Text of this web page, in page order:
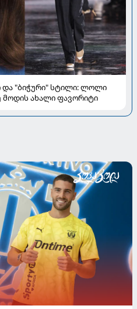
და "ბიჭური" სტილი: ლოლი
მოდის ახალი ფავორიტი